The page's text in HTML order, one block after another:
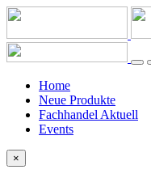
Home
Neue Produkte
Fachhandel Aktuell
Events
×